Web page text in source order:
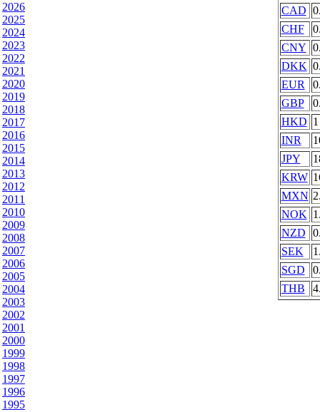
2026
2025
2024
2023
2022
2021
2020
2019
2018
2017
2016
2015
2014
2013
2012
2011
2010
2009
2008
2007
2006
2005
2004
2003
2002
2001
2000
1999
1998
1997
1996
1995
CAD
CHF
CNY
DKK
EUR
GBP
HKD 1
INR
JPY
KRW
MXN
NOK
NZD
SEK
SGD
THB